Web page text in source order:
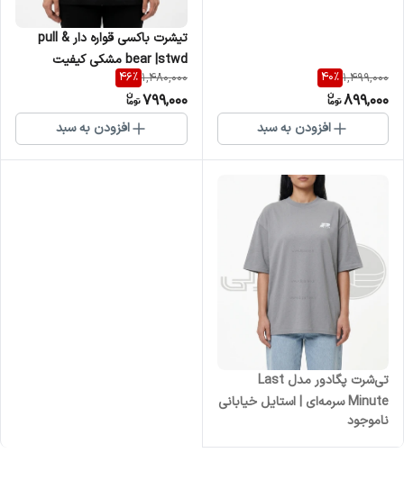
1,499,000
40%
899,000
افزودن به سبد
تیشرت باکسی قواره دار pull &
bear |stwd مشکی کیفیت
وارداتی درجه یک
1,480,000
46%
799,000
افزودن به سبد
تی‌شرت پگادور مدل Last
Minute سرمه‌ای | استایل خیابانی
لوکس کیفیت وارداتی درجه یک
ناموجود